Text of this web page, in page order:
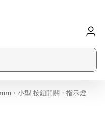
・小型 按鈕開關・指示燈